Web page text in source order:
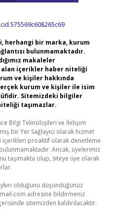
herhangi bir marka, kurum
bulunmamaktadır.
makaleler
alan içerikler haber niteliği
ve kişiler hakkında
kurum ve kişiler ile isim
Sitemizdeki bilgiler
taşımazlar.
Bilgi Teknolojileri ve İletişim
bir Yer Sağlayıcı olarak hizmet
içerikleri proaktif olarak denetleme
Ancak, üyelerimiz
taşımakta olup, siteye üye olarak
olduğunu düşündüğünüz
adresine bildirmeniz
sitemizden kaldırılacaktır.